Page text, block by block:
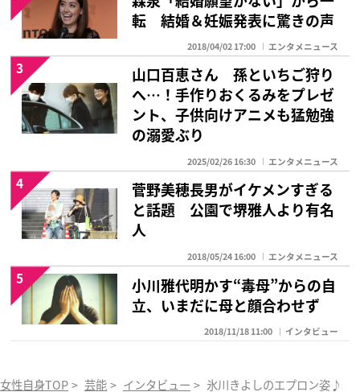
転 結婚＆妊娠発表に驚きの声
2018/04/02 17:00 エンタメニュース
山口百恵さん 孫といちご狩り
へ…！手作りおくるみをプレゼ
ント、子供向けアニメも猛勉強
の溺愛ぶり
2025/02/26 16:30 エンタメニュース
3
菅野美穂長男がイケメンすぎる
と話題 公園で堺雅人より有名
人
2018/05/24 16:00 エンタメニュース
4
小川雅代明かす“毒母”からの自
立、いまだに母と顔合わせず
2018/11/18 11:00 インタビュー
5
女性自身TOP > 芸能 > インタビュー > 氷川きよしのエプロン姿♪若